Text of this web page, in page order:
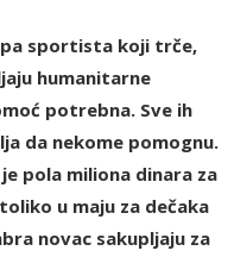
sportista koji trče,
humanitarne
potrebna. Sve ih
da nekome pomognu.
pola miliona dinara za
u maju za dečaka
novac sakupljaju za